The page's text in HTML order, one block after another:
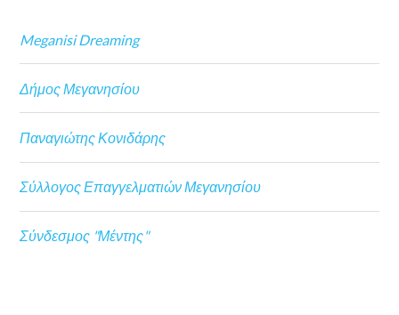
Meganisi Dreaming
Δήμος Μεγανησίου
Παναγιώτης Κονιδάρης
Σύλλογος Επαγγελματιών Μεγανησίου
Σύνδεσμος "Μέντης"